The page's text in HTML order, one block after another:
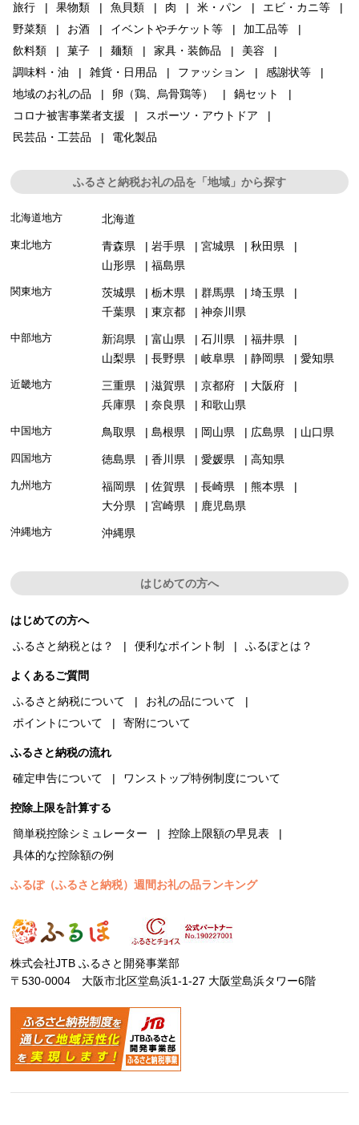
旅行 果物類 魚貝類 肉 米・パン
エビ・カニ等
野菜類
お酒 イベントやチケット等
加工品等
飲料類
菓子 麺類 家具・装飾品
美容
調味料・油
雑貨・日用品 ファッション
感謝状等
地域のお礼の品
卵（鶏、烏骨鶏等）
鍋セット
コロナ被害事業者支援
スポーツ・アウトドア
民芸品・工芸品
電化製品
ふるさと納税お礼の品を「地域」から探す
北海道地方 北海道
東北地方 青森県 岩手県 宮城県
秋田県
山形県
福島県
関東地方 茨城県 栃木県 群馬県
埼玉県
千葉県
東京都 神奈川県
中部地方 新潟県 富山県 石川県
福井県
山梨県
長野県 岐阜県 静岡県 愛知県
近畿地方 三重県 滋賀県 京都府
大阪府
兵庫県
奈良県 和歌山県
中国地方 鳥取県 島根県 岡山県 広島県 山口県
四国地方 徳島県 香川県 愛媛県 高知県
九州地方 福岡県 佐賀県 長崎県
熊本県
大分県
宮崎県 鹿児島県
沖縄地方 沖縄県
はじめての方へ
はじめての方へ
ふるさと納税とは？
便利なポイント制 ふるぽとは？
よくあるご質問
ふるさと納税について
お礼の品について
ポイントについて
寄附について
ふるさと納税の流れ
確定申告について
ワンストップ特例制度について
控除上限を計算する
簡単税控除シミュレーター
控除上限額の早見表
具体的な控除額の例
ふるぽ（ふるさと納税）週間お礼の品ランキング
株式会社JTB ふるさと開発事業部
〒530-0004 大阪市北区堂島浜1-1-27 大阪堂島浜タワー6階